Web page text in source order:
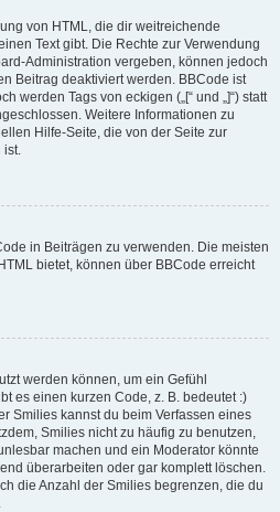
von HTML, die dir weitreichende
Text gibt. Die Rechte zur Verwendung
Administration vergeben, können jedoch
Beitrag deaktiviert werden. BBCode ist
werden Tags von eckigen („[“ und „]“) statt
Weitere Informationen zu
Hilfe-Seite, die von der Seite zur
ist.
in Beiträgen zu verwenden. Die meisten
bietet, können über BBCode erreicht
werden können, um ein Gefühl
es einen kurzen Code, z. B. bedeutet :)
Smilies kannst du beim Verfassen eines
Smilies nicht zu häufig zu benutzen,
machen und ein Moderator könnte
überarbeiten oder gar komplett löschen.
die Anzahl der Smilies begrenzen, die du